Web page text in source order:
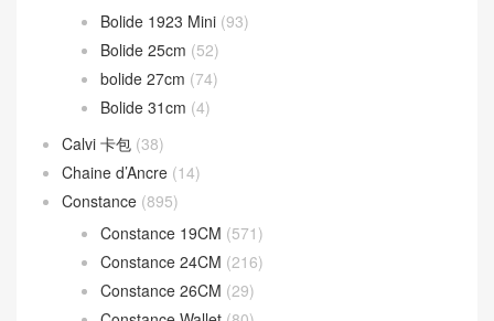
分類目錄
Bag strap(13)
Béarn mini(37)
Bearn wallet
(161)
Birkin
(1,945)
Birkin 20cm
Birkin 25CM
(1,228)
Birkin 30CM
(595)
Birkin 35CM
(84)
Birkin 40CM(24)